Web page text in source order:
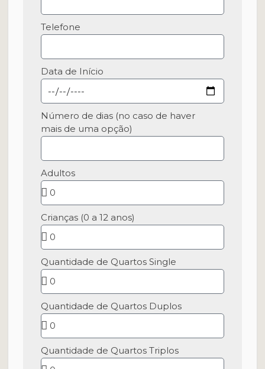
Telefone
Data de Início
Número de dias (no caso de haver
mais de uma opção)
Adultos
Crianças (0 a 12 anos)
Quantidade de Quartos Single
Quantidade de Quartos Duplos
Quantidade de Quartos Triplos